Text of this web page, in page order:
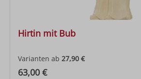
Hirtin mit Bub
Varianten ab 27,90 €
Regulärer Preis:
63,00 €